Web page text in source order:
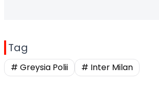
Tag
# Greysia Polii # Inter Milan